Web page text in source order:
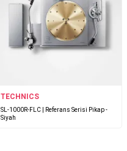
TECHNICS
SL-1000R-FLC | Referans Serisi Pikap -
Siyah